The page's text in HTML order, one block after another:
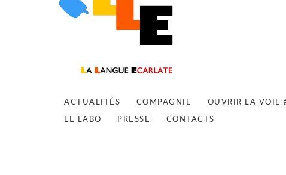
ACTUALITÉS COMPAGNIE OUVRIR LA VOIE
LE LABO PRESSE CONTACTS